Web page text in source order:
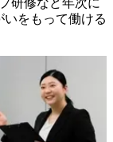
研修など年次に
をもって働ける